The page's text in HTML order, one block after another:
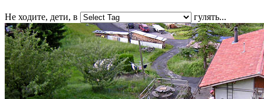
Не ходите, дети, в гулять...